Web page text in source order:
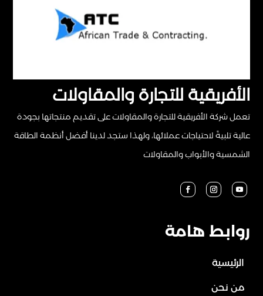
روابط هامة
الرئيسية
من نحن
الأفريقية للتجارة والمقاولات
تعمل شركة الأفريقية للتجارة والمقاولات على تقديم منتجاتها بجودة
عالية تلبيةً لاحتياجات عملائها، ولهذا ستجد لدينا أفضل أنظمة الطاقة
الشمسية والأبواب والمقاولات